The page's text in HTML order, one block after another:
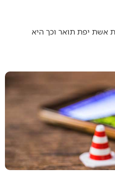
אשת יפת תואר וכך היא